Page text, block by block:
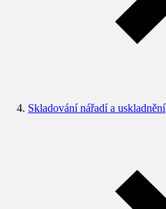
Skladování nářadí a uskladnění